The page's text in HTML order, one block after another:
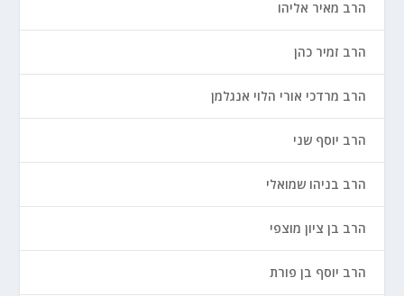
הרב מאיר אליהו
הרב זמיר כהן
הרב מרדכי אורי הלוי אנגלמן
הרב יוסף שני
הרב בניהו שמואלי
הרב בן ציון מוצפי
הרב יוסף בן פורת